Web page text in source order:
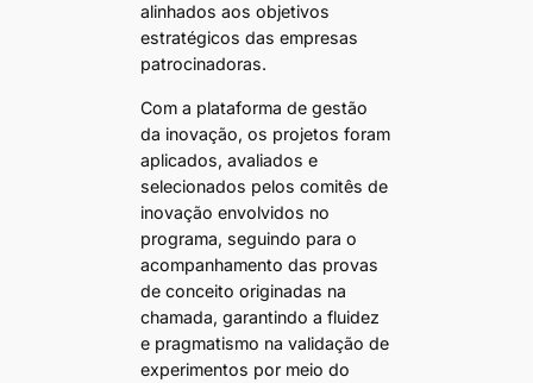
alinhados aos objetivos
estratégicos das empresas
patrocinadoras.
Com a plataforma de gestão
da inovação, os projetos foram
aplicados, avaliados e
selecionados pelos comitês de
inovação envolvidos no
programa, seguindo para o
acompanhamento das provas
de conceito originadas na
chamada, garantindo a fluidez
e pragmatismo na validação de
experimentos por meio do